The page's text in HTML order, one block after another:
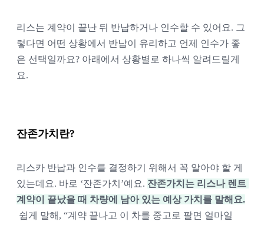
리스는 계약이 끝난 뒤 반납하거나 인수할 수 있어요. 그
렇다면 어떤 상황에서 반납이 유리하고 언제 인수가 좋
은 선택일까요? 아래에서 상황별로 하나씩 알려드릴게
요.
잔존가치란?
리스카 반납과 인수를 결정하기 위해서 꼭 알아야 할 게
있는데요. 바로 ‘잔존가치’예요. 잔존가치는 리스나 렌트
계약이 끝났을 때 차량에 남아 있는 예상 가치를 말해요.
쉽게 말해, “계약 끝나고 이 차를 중고로 팔면 얼마일